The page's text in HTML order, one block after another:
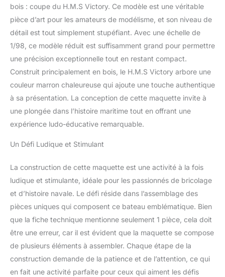
bois : coupe du H.M.S Victory. Ce modèle est une véritable
pièce d’art pour les amateurs de modélisme, et son niveau de
détail est tout simplement stupéfiant. Avec une échelle de
1/98, ce modèle réduit est suffisamment grand pour permettre
une précision exceptionnelle tout en restant compact.
Construit principalement en bois, le H.M.S Victory arbore une
couleur marron chaleureuse qui ajoute une touche authentique
à sa présentation. La conception de cette maquette invite à
une plongée dans l’histoire maritime tout en offrant une
expérience ludo-éducative remarquable.
Un Défi Ludique et Stimulant
La construction de cette maquette est une activité à la fois
ludique et stimulante, idéale pour les passionnés de bricolage
et d’histoire navale. Le défi réside dans l’assemblage des
pièces uniques qui composent ce bateau emblématique. Bien
que la fiche technique mentionne seulement 1 pièce, cela doit
être une erreur, car il est évident que la maquette se compose
de plusieurs éléments à assembler. Chaque étape de la
construction demande de la patience et de l’attention, ce qui
en fait une activité parfaite pour ceux qui aiment les défis